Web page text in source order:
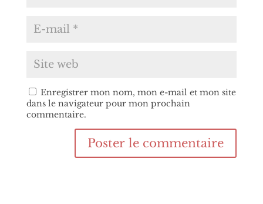
Enregistrer mon nom, mon e-mail et mon site
dans le navigateur pour mon prochain
commentaire.